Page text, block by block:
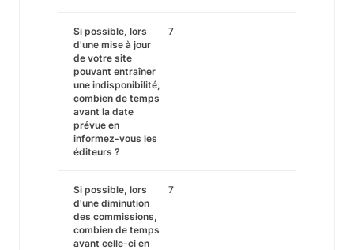
Si possible, lors
d'une mise à jour
de votre site
pouvant entraîner
une indisponibilité,
combien de temps
avant la date
prévue en
informez-vous les
éditeurs ?
7
Si possible, lors
d'une diminution
des commissions,
combien de temps
avant celle-ci en
7